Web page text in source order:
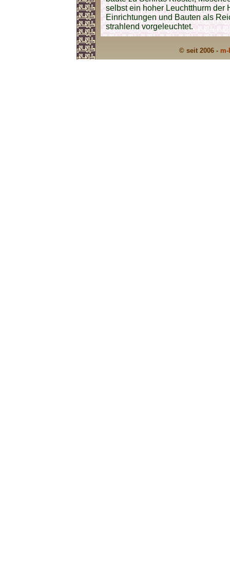
selbst ein hoher Leuchtthurm der
Einrichtungen und Bauten als
strahlend vorgeleuchtet.
© seit 2006 -